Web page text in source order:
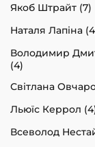
Якоб Штрайт (7)
Наталя Лапіна
Володимир
(4)
Світлана
Льюїс Керрол
Всеволод